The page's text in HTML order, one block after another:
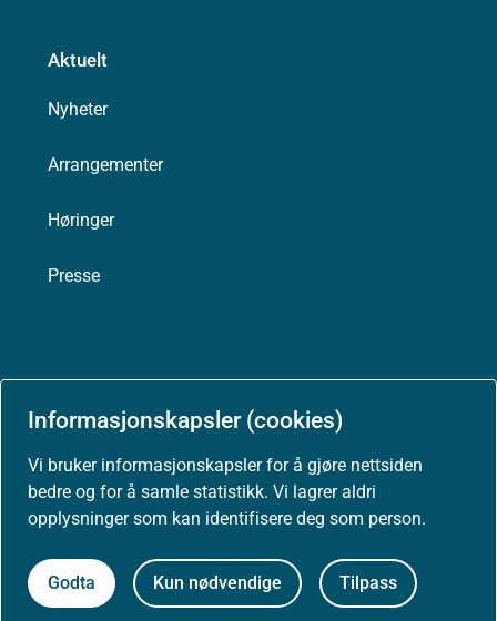
Informasjonskapsler (cookies)
Vi bruker informasjonskapsler for å gjøre nettsiden
bedre og for å samle statistikk. Vi lagrer aldri
opplysninger som kan identifisere deg som person.
Godta Kun nødvendige Tilpass
Aktuelt
Nyheter
Arrangementer
Høringer
Presse
Tilgjengelighetserklæring (uustatus.no)
Besøksstatistikk og informasjonskapsler
Nyhetsvarsel og abonnement